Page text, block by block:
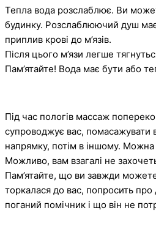
Тепла вода розслаблює. Ви
будинку. Розслаблюючий душ
приплив крові до м’язів.
Після цього м’язи легше
Пам’ятайте! Вода має бути або
Під час пологів массаж
супроводжує вас, помасажувати
напрямку, потім в іншому.
Можливо, вам взагалі не
Пам’ятайте, що ви завжди
торкалася до вас, попросить
поганий помічник і що він не